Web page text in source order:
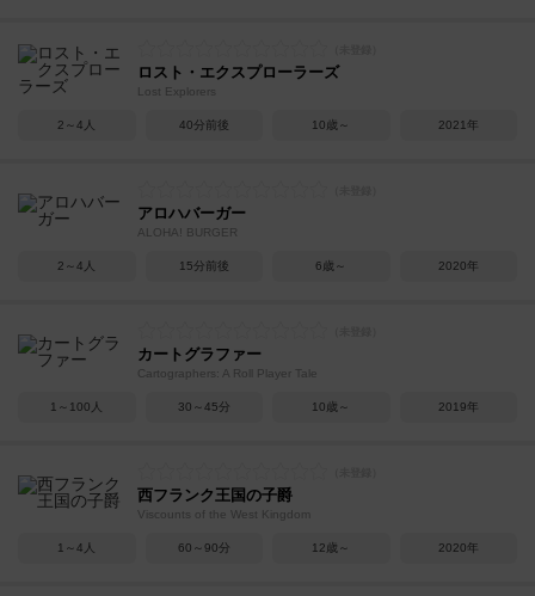
ロスト・エクスプローラーズ
Lost Explorers
2～4人 40分前後 10歳～ 2021年
アロハバーガー
ALOHA! BURGER
2～4人 15分前後 6歳～ 2020年
カートグラファー
Cartographers: A Roll Player Tale
1～100人 30～45分 10歳～ 2019年
西フランク王国の子爵
Viscounts of the West Kingdom
1～4人 60～90分 12歳～ 2020年